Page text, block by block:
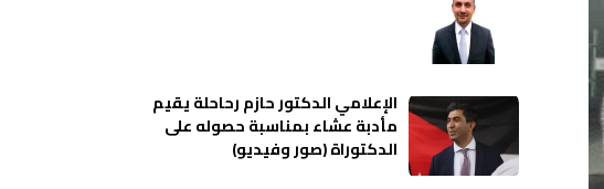
الإعلامي الدكتور حازم رحاحلة يقيم
مأدبة عشاء بمناسبة حصوله على
الدكتوراة (صور وفيديو)